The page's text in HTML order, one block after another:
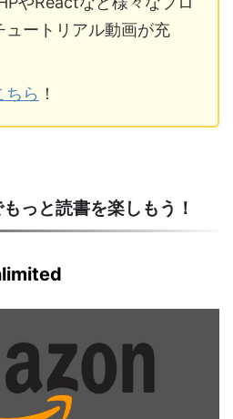
ュートリアル動画が充
ちら ！
っと読書を楽しもう！